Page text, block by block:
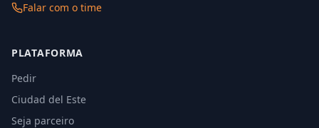
Falar com o time
PLATAFORMA
Pedir
Ciudad del Este
Seja parceiro